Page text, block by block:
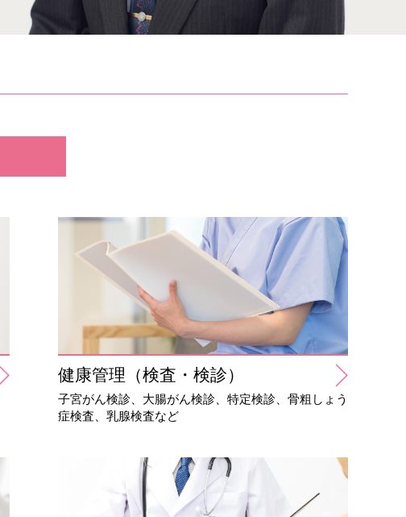
健康管理（検査・検診）
子宮がん検診、大腸がん検診、特定検診、骨粗しょう
症検査、乳腺検査など